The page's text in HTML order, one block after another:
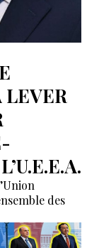
LEVER
des